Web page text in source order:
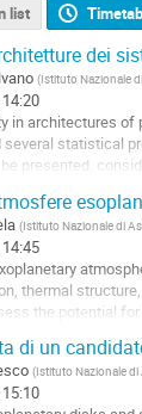
list
dei
(Istituto Nazionale
in architectures
statistical
presented,
(Istituto Nazionale di
thermal
the potential
observational
di un
(Istituto Nazionale